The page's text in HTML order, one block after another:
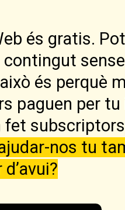
és gratis.
és perquè
paguen per tu
fet
nos tu